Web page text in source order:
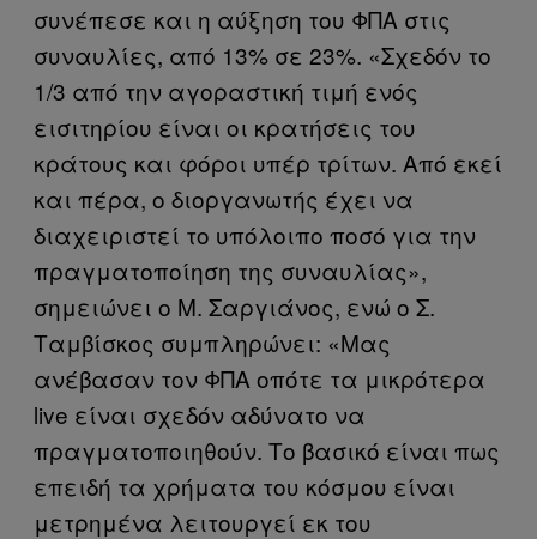
συνέπεσε και η αύξηση του ΦΠΑ στις
συναυλίες, από 13% σε 23%. «Σχεδόν το
1/3 από την αγοραστική τιμή ενός
εισιτηρίου είναι οι κρατήσεις του
κράτους και φόροι υπέρ τρίτων. Από εκεί
και πέρα, ο διοργανωτής έχει να
διαχειριστεί το υπόλοιπο ποσό για την
πραγματοποίηση της συναυλίας»,
σημειώνει ο Μ. Σαργιάνος, ενώ ο Σ.
Ταμβίσκος συμπληρώνει: «Μας
ανέβασαν τον ΦΠΑ οπότε τα μικρότερα
live είναι σχεδόν αδύνατο να
πραγματοποιηθούν. Το βασικό είναι πως
επειδή τα χρήματα του κόσμου είναι
μετρημένα λειτουργεί εκ του